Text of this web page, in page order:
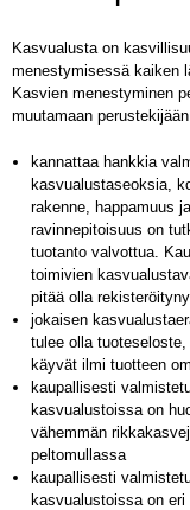
Kasvualusta on
menestymisessä kaiken
Kasvien menestyminen
muutamaan
kannattaa hankkia
kasvualustaseoksia,
rakenne, happamuus ja
ravinnepitoisuus on
tuotanto valvottua.
toimivien
pitää olla
jokaisen
tulee olla tuoteseloste,
käyvät ilmi tuotteen
kaupallisesti
kasvualustoissa on
vähemmän
peltomullassa
kaupallisesti
kasvualustoissa on eri